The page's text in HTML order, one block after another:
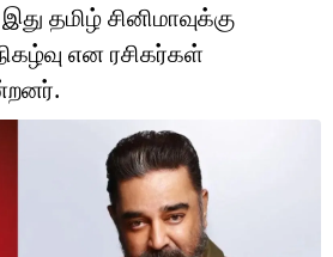
தமிழ் சினிமாவுக்கு
என ரசிகர்கள்